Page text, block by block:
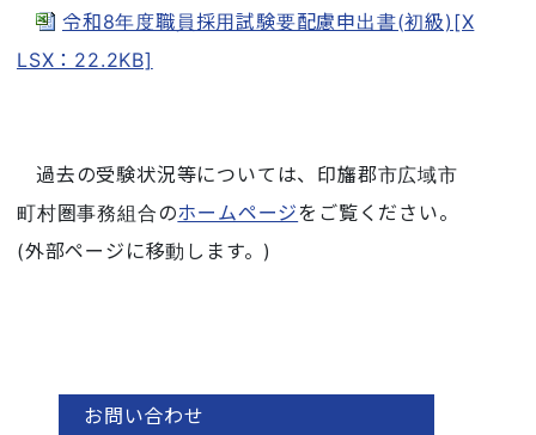
令和8年度職員採用試験要配慮申出書(初級)[X
LSX：22.2KB]
過去の受験状況等については、印旛郡市広域市
町村圏事務組合のホームページをご覧ください。
(外部ページに移動します。)
お問い合わせ